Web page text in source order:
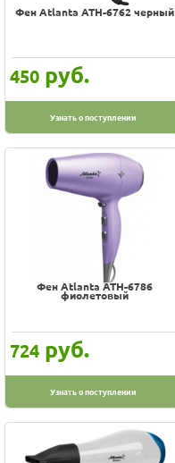
Фен Atlanta ATH-6762 черный
450 руб.
Узнать о поступлении
Фен Atlanta ATH-6786
фиолетовый
724 руб.
Узнать о поступлении